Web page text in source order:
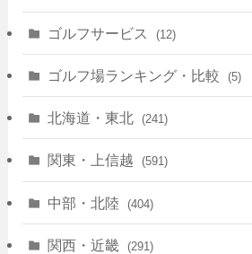
ゴルフサービス (12)
ゴルフ場ランキング・比較 (5)
北海道・東北 (241)
(128)
(10)
関東・上信越 (591)
(146)
(40)
中部・北陸 (404)
(13)
関西・近畿 (291)